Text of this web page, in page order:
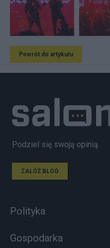
Powrót do artykułu
Podziel się swoją opinią
ZAŁÓŻ BLOG
Polityka
Gospodarka